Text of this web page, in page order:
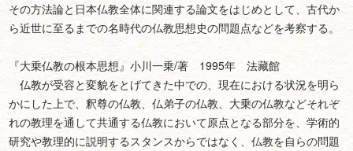
その方法論と日本仏教全体に関連する論文をはじめとして、古代か
ら近世に至るまでの名時代の仏教思想史の問題点などを考察する。
『大乗仏教の根本思想』小川一乗/著 1995年 法藏館
仏教が受容と変貌をとげてきた中での、現在における状況を明ら
かにした上で、釈尊の仏教、仏弟子の仏教、大乗の仏教などそれぞ
れの教理を通して共通する仏教において原点となる部分を、学術的
研究や教理的に説明するスタンスからではなく、仏教を自らの問題